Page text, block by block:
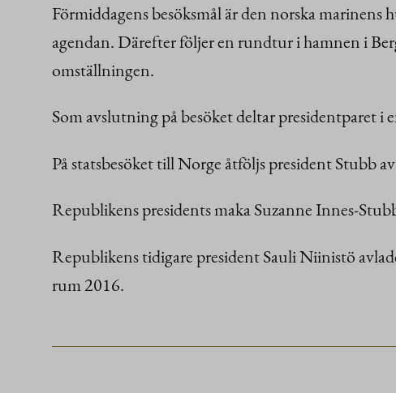
Förmiddagens besöksmål är den norska
agendan. Därefter följer en rundtur i hamnen i
omställningen.
Som avslutning på besöket deltar presidentparet
På statsbesöket till Norge åtföljs president Stubb
Republikens presidents maka Suzanne Innes-
Republikens tidigare president Sauli Niinistö
rum 2016.